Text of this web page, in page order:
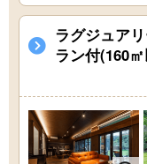
ラグジュア
ラン付(160